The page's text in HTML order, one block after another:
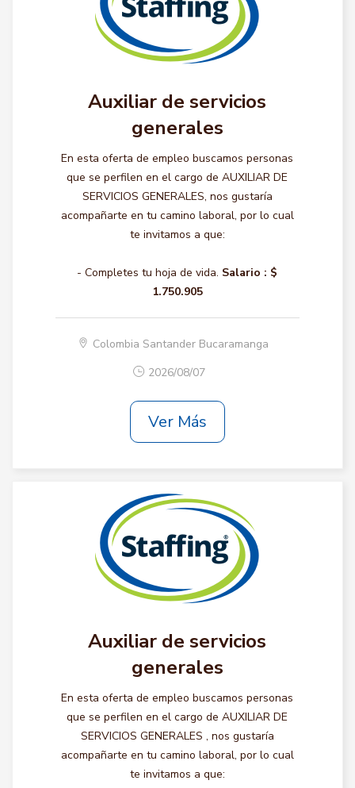
Auxiliar de servicios
generales
En esta oferta de empleo buscamos personas
que se perfilen en el cargo de AUXILIAR DE
SERVICIOS GENERALES, nos gustaría
acompañarte en tu camino laboral, por lo cual
te invitamos a que:
- Completes tu hoja de vida. Salario : $
1.750.905
Colombia Santander Bucaramanga
2026/08/07
Ver Más
Auxiliar de servicios
generales
En esta oferta de empleo buscamos personas
que se perfilen en el cargo de AUXILIAR DE
SERVICIOS GENERALES , nos gustaría
acompañarte en tu camino laboral, por lo cual
te invitamos a que: